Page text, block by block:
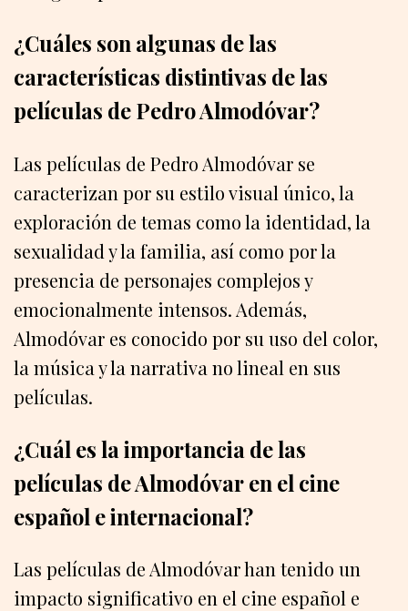
¿Cuáles son algunas de las
características distintivas de las
películas de Pedro Almodóvar?
Las películas de Pedro Almodóvar se
caracterizan por su estilo visual único, la
exploración de temas como la identidad, la
sexualidad y la familia, así como por la
presencia de personajes complejos y
emocionalmente intensos. Además,
Almodóvar es conocido por su uso del color,
la música y la narrativa no lineal en sus
películas.
¿Cuál es la importancia de las
películas de Almodóvar en el cine
español e internacional?
Las películas de Almodóvar han tenido un
impacto significativo en el cine español e